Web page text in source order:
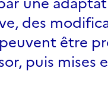
des
être
puis